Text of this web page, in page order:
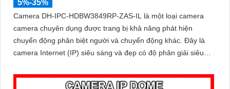
5%-35%
Camera DH-IPC-HDBW3849RP-ZAS-IL là một loại camera
camera chuyên dụng được trang bị khả năng phát hiện
chuyển động phân biệt người và chuyển động khác. Đây là
camera Internet (IP) siêu sáng và đẹp có độ phân giải siêu